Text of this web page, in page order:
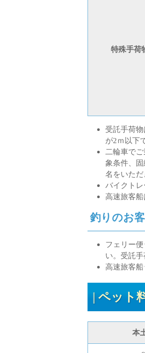
特殊手荷
受託手荷
が2ｍ以下
二輪車で
象条件、
名をい
バイクトレ
高速旅客船
釣りのお
フェリー
い。受託
高速旅客
ペット
本